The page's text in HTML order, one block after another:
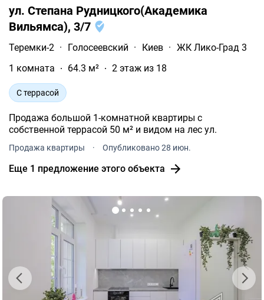
ул. Степана Рудницкого(Академика
Вильямса), 3/7
Теремки-2 · Голосеевский · Киев · ЖК Лико-Град 3
1 комната
64.3 м² 2 этаж из 18
С террасой
Продажа большой 1-комнатной квартиры с
собственной террасой 50 м² и видом на лес ул.
Продажа квартиры · Опубликовано 28 июн.
Еще 1 предложение этого объекта